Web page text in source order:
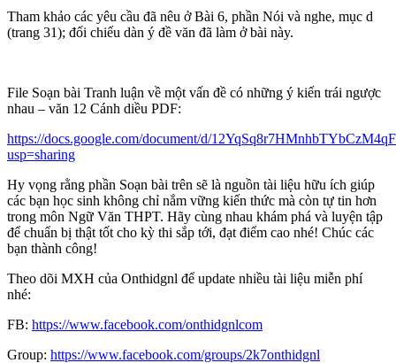
Tham khảo các yêu cầu đã nêu ở Bài 6, phần Nói và nghe, mục d
(trang 31); đối chiếu dàn ý đề văn đã làm ở bài này.
File Soạn bài Tranh luận về một vấn đề có những ý kiến trái ngược
nhau – văn 12 Cánh diều PDF:
https://docs.google.com/document/d/
usp=sharing
Hy vọng rằng phần Soạn bài trên sẽ là nguồn tài liệu hữu ích giúp
các bạn học sinh không chỉ nắm vững kiến thức mà còn tự tin hơn
trong môn Ngữ Văn THPT. Hãy cùng nhau khám phá và luyện tập
để chuẩn bị thật tốt cho kỳ thi sắp tới, đạt điểm cao nhé! Chúc các
bạn thành công!
Theo dõi MXH của Onthidgnl để update nhiều tài liệu miễn phí
nhé:
FB: https://www.facebook.com/onthidgnlcom
Group: https://www.facebook.com/groups/2k7onthidgnl